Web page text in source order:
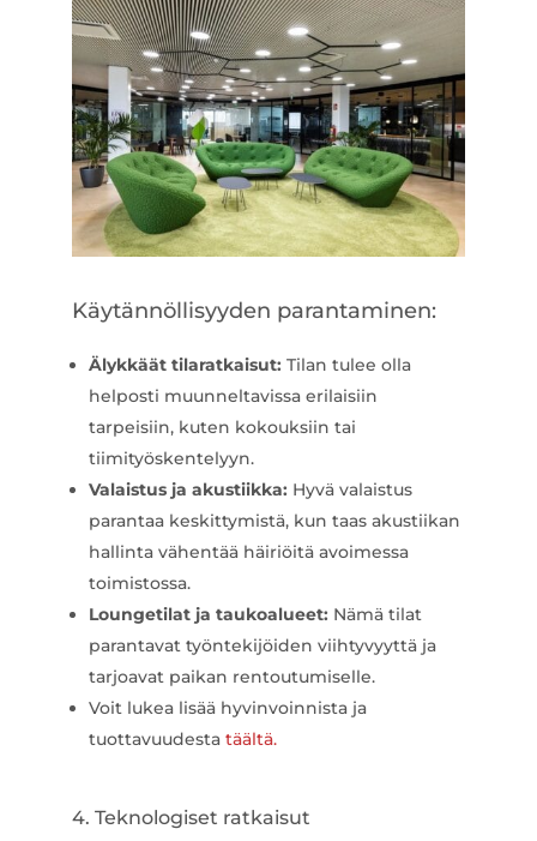
Käytännöllisyyden parantaminen:
Älykkäät tilaratkaisut: Tilan tulee olla
helposti muunneltavissa erilaisiin
tarpeisiin, kuten kokouksiin tai
tiimityöskentelyyn.
Valaistus ja akustiikka: Hyvä valaistus
parantaa keskittymistä, kun taas akustiikan
hallinta vähentää häiriöitä avoimessa
toimistossa.
Loungetilat ja taukoalueet: Nämä tilat
parantavat työntekijöiden viihtyvyyttä ja
tarjoavat paikan rentoutumiselle.
Voit lukea lisää hyvinvoinnista ja
tuottavuudesta täältä.
4. Teknologiset ratkaisut